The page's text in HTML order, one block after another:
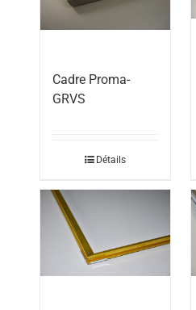
Cadre Proma-
GRVS
Détails